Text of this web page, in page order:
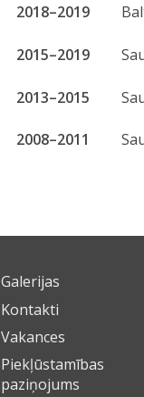
2018–2019
2015–2019
2013–2015
2008–2011
Galerijas
Kontakti
Vakances
Piekļūstamības
paziņojums